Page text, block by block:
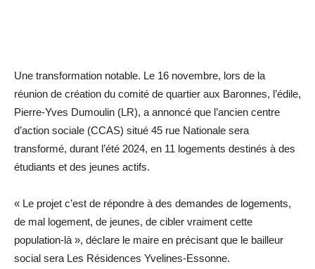
Une transformation notable. Le 16 novembre, lors de la
réunion de création du comité de quartier aux Baronnes, l’édile,
Pierre-Yves Dumoulin (LR), a annoncé que l’ancien centre
d’action sociale (CCAS) situé 45 rue Nationale sera
transformé, durant l’été 2024, en 11 logements destinés à des
étudiants et des jeunes actifs.
« Le projet c’est de répondre à des demandes de logements,
de mal logement, de jeunes, de cibler vraiment cette
population-là », déclare le maire en précisant que le bailleur
social sera Les Résidences ­Yvelines-Essonne.